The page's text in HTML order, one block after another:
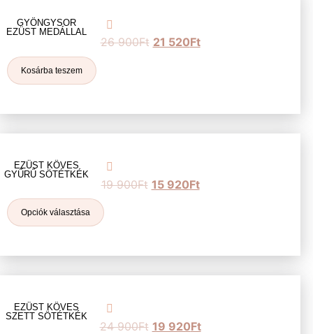
GYÖNGYSOR
EZÜST MEDÁLLAL
26 900Ft 21 520Ft
Kosárba teszem
EZÜST KÖVES
GYŰRŰ SÖTÉTKÉK
19 900Ft 15 920Ft
Opciók választása
EZÜST KÖVES
SZETT SÖTÉTKÉK
24 900Ft 19 920Ft